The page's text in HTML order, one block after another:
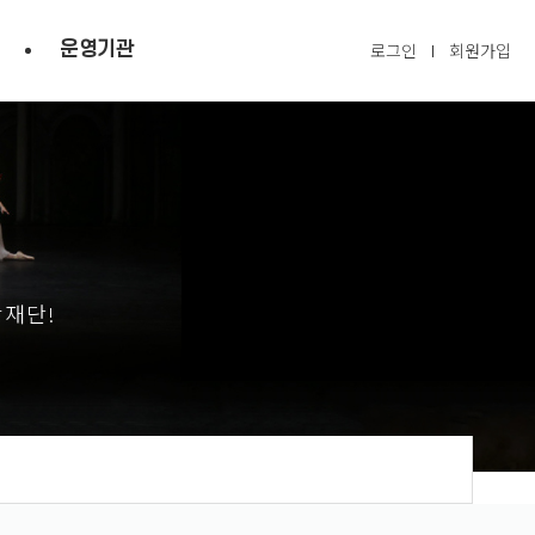
운영기관 로그인 회원가입
단!